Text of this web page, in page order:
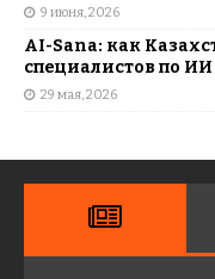
9 июня, 2026
AI-Sana: как
специалистов по ИИ
29 мая, 2026